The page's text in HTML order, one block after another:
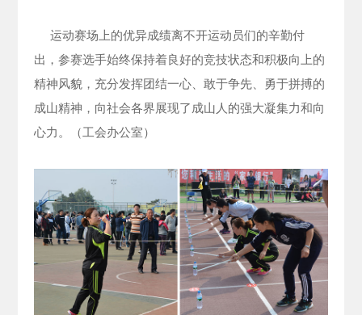
运动赛场上的优异成绩离不开运动员们的辛勤付
出，参赛选手始终保持着良好的竞技状态和积极向上的
精神风貌，充分发挥团结一心、敢于争先、勇于拼搏的
成山精神，向社会各界展现了成山人的强大凝集力和向
心力。（工会办公室）